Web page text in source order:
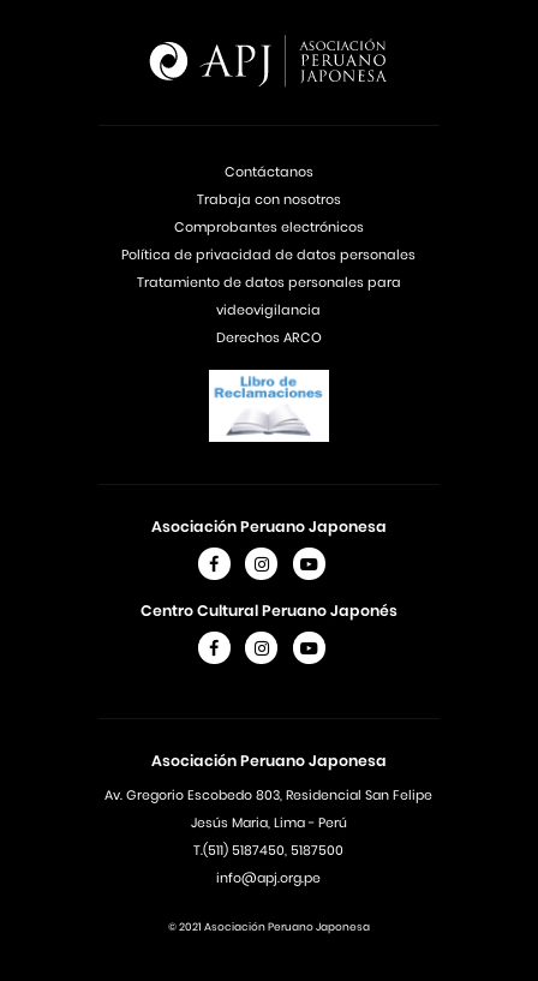
Asociación Peruano Japonesa
Av. Gregorio Escobedo 803, Residencial San Felipe
Jesús Maria, Lima - Perú
T.(511) 5187450, 5187500
info@apj.org.pe
Asociación Peruano Japonesa
Centro Cultural Peruano Japonés
Contáctanos
Trabaja con nosotros
Comprobantes electrónicos
Política de privacidad de datos personales
Tratamiento de datos personales para
videovigilancia
Derechos ARCO
© 2021 Asociación Peruano Japonesa